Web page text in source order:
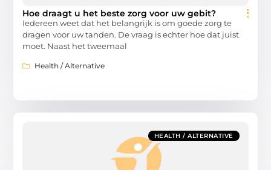
Hoe draagt u het beste zorg voor uw gebit?
Iedereen weet dat het belangrijk is om goede zorg te
dragen voor uw tanden. De vraag is echter hoe dat juist
moet. Naast het tweemaal
Health / Alternative
HEALTH / ALTERNATIVE